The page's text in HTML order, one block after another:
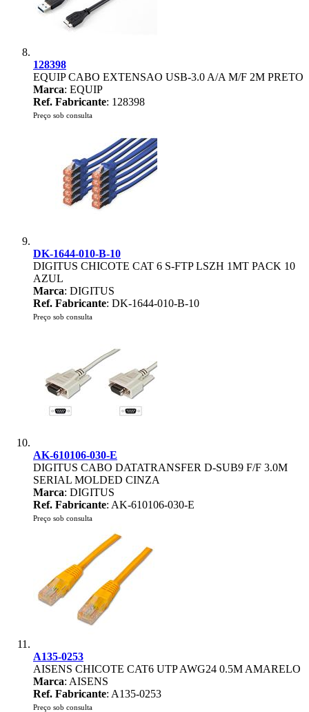
128398
EQUIP CABO EXTENSAO USB-3.0 A/A M/F 2M PRETO
Marca: EQUIP
Ref. Fabricante: 128398
Preço sob consulta
DK-1644-010-B-10
DIGITUS CHICOTE CAT 6 S-FTP LSZH 1MT PACK 10
AZUL
Marca: DIGITUS
Ref. Fabricante: DK-1644-010-B-10
Preço sob consulta
AK-610106-030-E
DIGITUS CABO DATATRANSFER D-SUB9 F/F 3.0M
SERIAL MOLDED CINZA
Marca: DIGITUS
Ref. Fabricante: AK-610106-030-E
Preço sob consulta
A135-0253
AISENS CHICOTE CAT6 UTP AWG24 0.5M AMARELO
Marca: AISENS
Ref. Fabricante: A135-0253
Preço sob consulta